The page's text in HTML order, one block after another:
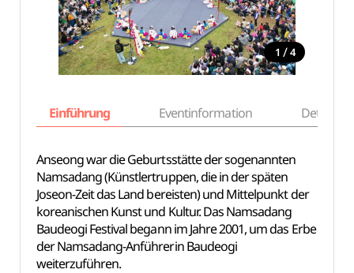
1 / 4
Einführung Eventinformation Details
Anseong war die Geburtsstätte der sogenannten
Namsadang (Künstlertruppen, die in der späten
Joseon-Zeit das Land bereisten) und Mittelpunkt der
koreanischen Kunst und Kultur. Das Namsadang
Baudeogi Festival begann im Jahre 2001, um das Erbe
der Namsadang-Anführerin Baudeogi
weiterzuführen.